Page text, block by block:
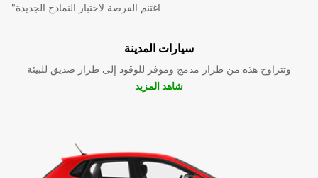
"اغتنم الفرصة لاختبار النماذج الجديدة
سيارات المدينة
وتتراوح هذه من طراز مدمج وموفر للوقود إلى طراز صديق للبيئة
شاهد المزيد